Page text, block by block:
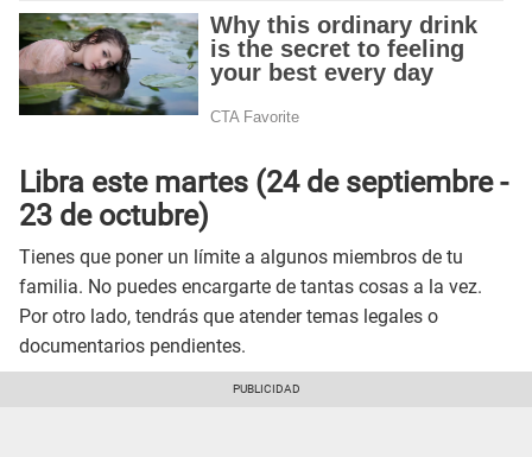
Libra este martes (24 de septiembre -
23 de octubre)
Tienes que poner un límite a algunos miembros de tu
familia. No puedes encargarte de tantas cosas a la vez.
Por otro lado, tendrás que atender temas legales o
documentarios pendientes.